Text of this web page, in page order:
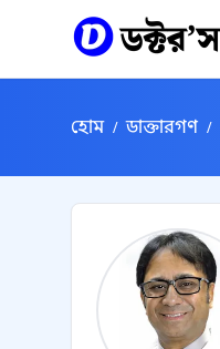
হোম / ডাক্তারগণ /